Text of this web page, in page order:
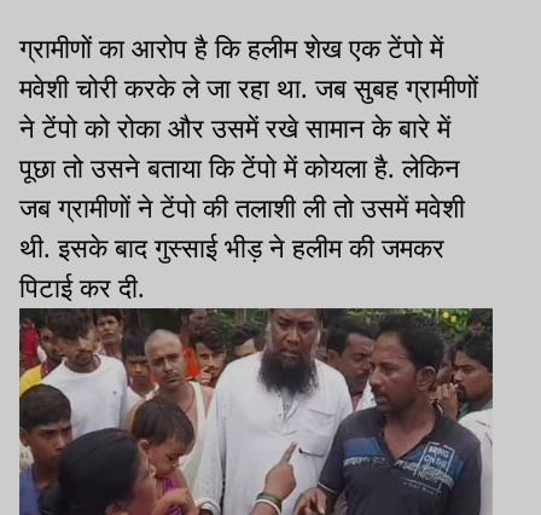
​ग्रामीणों का आरोप है कि हलीम शेख एक टेंपो में
मवेशी चोरी करके ले जा रहा था. जब सुबह ग्रामीणों
ने टेंपो को रोका और उसमें रखे सामान के बारे में
पूछा तो उसने बताया कि टेंपो में कोयला है. लेकिन
जब ग्रामीणों ने टेंपो की तलाशी ली तो उसमें मवेशी
थी. इसके बाद गुस्साई भीड़ ने हलीम की जमकर
पिटाई कर दी.